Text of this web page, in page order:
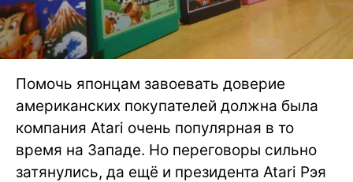
Помочь японцам завоевать доверие
американских покупателей должна была
компания Atari очень популярная в то
время на Западе. Но переговоры сильно
затянулись, да ещё и президента Atari Рэя